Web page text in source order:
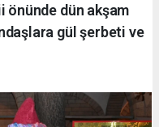
önünde dün akşam
gül şerbeti ve